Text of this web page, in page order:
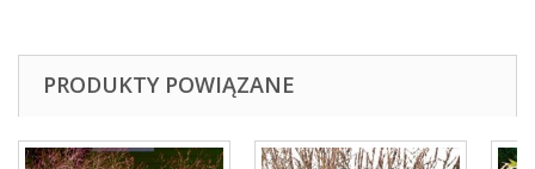
PRODUKTY POWIĄZANE